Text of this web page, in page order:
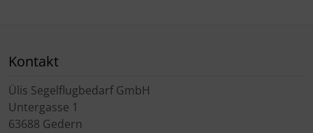
Kontakt
Ülis Segelflugbedarf GmbH
Untergasse 1
63688 Gedern